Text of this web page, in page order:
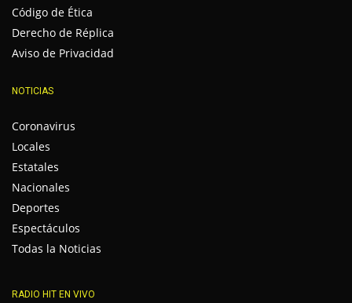
Código de Ética
Derecho de Réplica
Aviso de Privacidad
NOTICIAS
Coronavirus
Locales
Estatales
Nacionales
Deportes
Espectáculos
Todas la Noticias
RADIO HIT EN VIVO